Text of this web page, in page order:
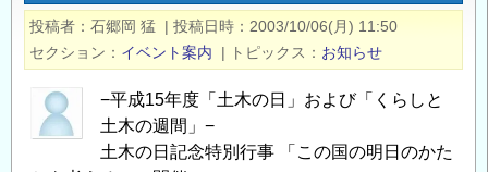
投稿者 石郷岡 猛 | 投稿日時
2003/10/06(月) 11:50
セクション
イベント案内 | トピックス お知らせ
−平成15年度「土木の日」および「くらしと
土木の週間」−
土木の日記念特別行事 「この国の明日のかた